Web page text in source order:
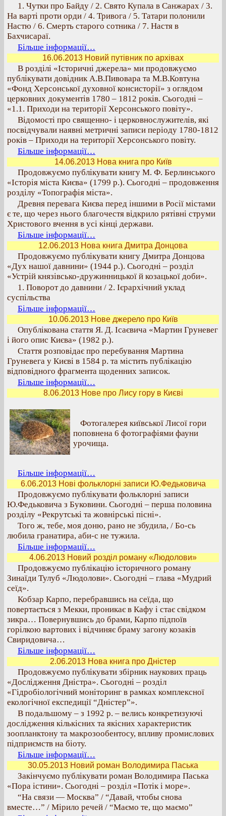
1. Чутки про Байду / 2. Свято Купала в Санжарах / 3.
На варті проти орди / 4. Тривога / 5. Татари полонили
Настю / 6. Смерть старого сотника / 7. Настя в
Бахчисараї.
Більше інформації…
16.06.2013 Новий путівник по архівах
В розділі «Історичні джерела» ми продовжуємо
публікувати довідник А.В.Пивовара та М.В.Ковтуна
«Фонд Херсонської духовної консисторії» з оглядом
церковних документів 1780 – 1812 років. Сьогодні –
«1.1. Приходи на території Херсонського повіту».
Відомості про священно- і церковнослужителів, які
посвідчували наявні метричні записи періоду 1780-1812
років – Приходи на території Херсонського повіту.
Більше інформації…
14.06.2013 Нова книга про Київ
Продовжуємо публікувати книгу М. Ф. Берлинського
«Історія міста Києва» (1799 р.). Сьогодні – продовження
розділу «Топографія міста».
Древня перевага Києва перед іншими в Росії містами
є те, що через нього благочестя відкрило рятівні струми
Христового вчення в усі кінці держави.
Більше інформації…
12.06.2013 Нова книга Дмитра Донцова
Продовжуємо публікувати книгу Дмитра Донцова
«Дух нашої давнини» (1944 р.). Сьогодні – розділ
«Устрій князівсько-дружинницької й козацької доби».
1. Поворот до давнини / 2. Ієрархічний уклад
суспільства
Більше інформації…
10.06.2013 Нове джерело про Київ
Опублікована стаття Я. Д. Ісаєвича «Мартин Груневег
і його опис Києва» (1982 р.).
Стаття розповідає про перебування Мартина
Груневега у Києві в 1584 р. та містить публікацію
відповідного фрагмента щоденних записок.
Більше інформації…
8.06.2013 Нове про Лису гору в Києві
Фотогалерея київської Лисої гори
поповнена 6 фотографіями фауни
урочища.
Більше інформації…
6.06.2013 Нові фольклорні записи Ю.Федьковича
Продовжуємо публікувати фольклорні записи
Ю.Федьковича з Буковини. Сьогодні – перша половина
розділу «Рекрутські та жовнірські пісні».
Того ж, тебе, моя доню, рано не збудила, / Бо-сь
любила гранатира, аби-с не тужила.
Більше інформації…
4.06.2013 Новий розділ роману «Людолови»
Продовжуємо публікацію історичного роману
Зинаїди Тулуб «Людолови». Сьогодні – глава «Мудрий
сеїд».
Кобзар Карпо, перебравшись на сеїда, що
повертається з Мекки, проникає в Кафу і стає свідком
зикра… Повернувшись до брами, Карпо підпоїв
горілкою вартових і відчиняє браму загону козаків
Свиридовича…
Більше інформації…
2.06.2013 Нова книга про Дністер
Продовжуємо публікувати збірник наукових праць
«Дослідження Дністра». Сьогодні – розділ
«Гідробіологічний моніторинг в рамках комплексної
екологічної експедиції “Дністер”».
В подальшому – з 1992 р. – велись конкретизуючі
дослідження кількісних та якісних характеристик
зоопланктону та макрозообентосу, впливу промислових
підприємств на біоту.
Більше інформації…
30.05.2013 Новий роман Володимира Паська
Закінчуємо публікувати роман Володимира Паська
«Пора істини». Сьогодні – розділ «Потік і море».
“На связи — Москва” / “Давай, чтобы снова
вместе…” / Мірило речей / “Маємо те, що маємо”